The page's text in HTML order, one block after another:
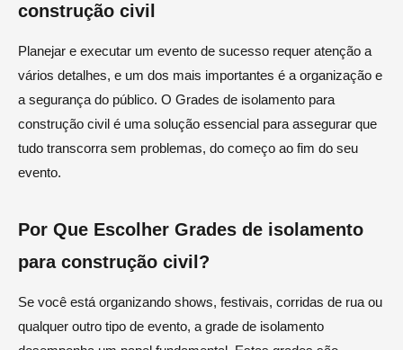
construção civil
Planejar e executar um evento de sucesso requer atenção a
vários detalhes, e um dos mais importantes é a organização e
a segurança do público. O Grades de isolamento para
construção civil é uma solução essencial para assegurar que
tudo transcorra sem problemas, do começo ao fim do seu
evento.
Por Que Escolher Grades de isolamento
para construção civil?
Se você está organizando shows, festivais, corridas de rua ou
qualquer outro tipo de evento, a grade de isolamento